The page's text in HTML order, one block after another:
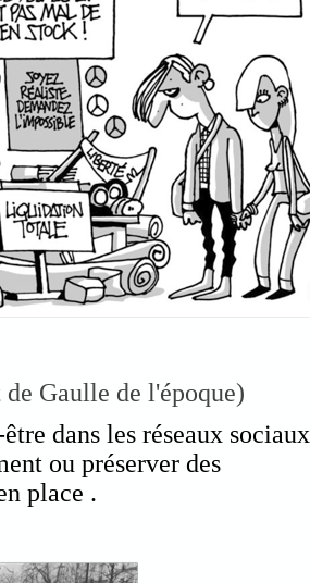
Gaulle de l'époque)
dans les réseaux sociaux
ou préserver des
place .